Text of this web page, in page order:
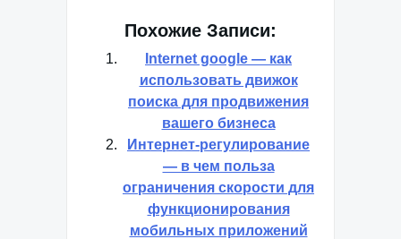
Похожие Записи:
Internet google — как
использовать движок
поиска для продвижения
вашего бизнеса
Интернет-регулирование
— в чем польза
ограничения скорости для
функционирования
мобильных приложений